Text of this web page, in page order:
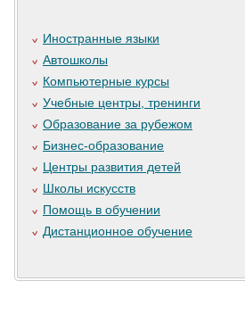
Иностранные языки
Автошколы
Компьютерные курсы
Учебные центры, тренинги
Образование за рубежом
Бизнес-образование
Центры развития детей
Школы искусств
Помощь в обучении
Дистанционное обучение